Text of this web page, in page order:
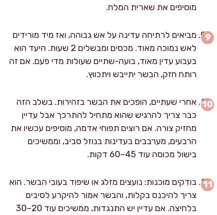
מוסיפים את שארית המלח.
מביאים לרתיחה עדינה על אש גבוהה, ואז מיד מורידים
לאש נמוכה מאוד. מכסים ומבשלים 2 שעות. היעד הוא
בעבוע עדין מאוד, בועה-שתיים שעולות מדי פעם. אם זה
רותח חזק, הבשר יתייבש ויתכווץ.
אחרי שעתיים, הופכים את הבשר בזהירות. בשלב הזה
כבר צריך להרגיש שהוא מתחיל להתרכך אבל עדיין
מחזיק צורה. אם רוצים תפוחי אדמה, מוסיפים עכשיו את
הרבעים, מערבבים בעדינות בנוזל סביב, וממשיכים
בישול מכוסה עוד 45–60 דקות.
בודקים מוכנות: נועצים מזלג או שיפוד בעובי הבשר. הוא
צריך להיכנס בקלות, והבשר אמור להיקרע לסיבים
בלחיצה. אם עדיין יש התנגדות, ממשיכים עוד 20–30